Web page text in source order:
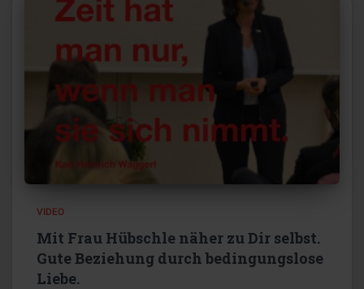
VIDEO
Mit Frau Hübschle näher zu Dir selbst.
Gute Beziehung durch bedingungslose
Liebe.